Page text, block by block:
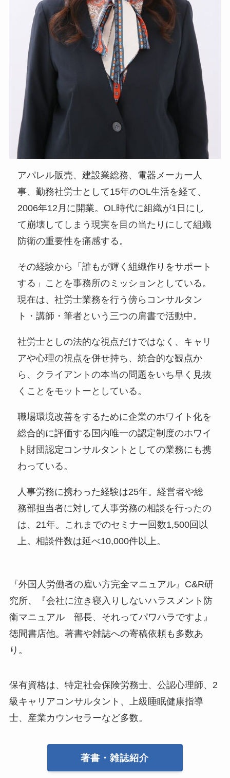
アパレル販売、建設業総務、電器メーカー人
事、勤務社労士として15年のOL生活を経て、
2006年12月に開業。OL時代に組織が1日にし
て崩壊してしまう現実を目の当たりにして組織
防衛の重要性を痛感する。
その経験から「誰もが輝く組織作りをサポート
する」ことを事務所のミッションとしている。
現在は、社労士業務を行う傍らコンサルタン
ト・講師・筆者という三つの肩書で活動中。
社労士としの法的な視点だけではなく、キャリ
アや心理の視点を併せ持ち、統合的な観点か
ら、クライアントの本当の問題をいち早く見抜
くことをモットーとしている。
職場環境改善をするために企業のホワイト化を
総合的に評価する国内唯一の認定制度のホワイ
ト財団認定コンサルタントとしての業務にも携
わっている。
人事労務に携わった経験は25年。経営者や総
務部担当者に対して人事労務の相談を行ったの
は、21年。これまでのセミナー回数1,500回以
上。相談件数は延べ10,000件以上。
『外国人労働者の雇い方完全マニュアル』C&R研
究所、『会社に泣き寝入りしないハラスメント防
衛マニュアル 部長、それってパワハラですよ』
徳間書店他。著書や雑誌への寄稿依頼も多数あ
り。
保有資格は、特定社会保険労務士、公認心理師、2
級キャリアコンサルタント、上級睡眠健康指導
士、産業カウンセラーなど多数。
著書・雑誌紹介